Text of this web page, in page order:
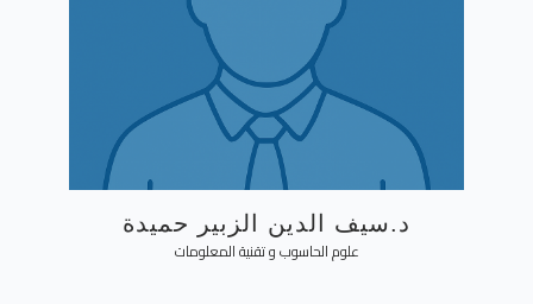
د.سيف الدين الزبير حميدة
علوم الحاسوب و تقنية المعلومات